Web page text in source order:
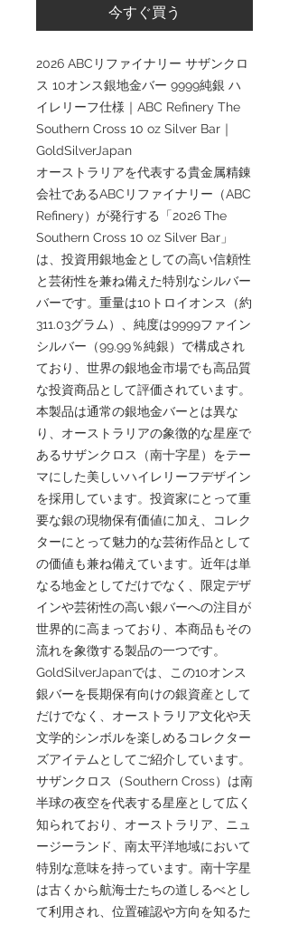
今すぐ買う
2026 ABCリファイナリー サザンクロ
ス 10オンス銀地金バー 9999純銀 ハ
イレリーフ仕様｜ABC Refinery The
Southern Cross 10 oz Silver Bar｜
GoldSilverJapan
オーストラリアを代表する貴金属精錬
会社であるABCリファイナリー（ABC
Refinery）が発行する「2026 The
Southern Cross 10 oz Silver Bar」
は、投資用銀地金としての高い信頼性
と芸術性を兼ね備えた特別なシルバー
バーです。重量は10トロイオンス（約
311.03グラム）、純度は9999ファイン
シルバー（99.99％純銀）で構成され
ており、世界の銀地金市場でも高品質
な投資商品として評価されています。
本製品は通常の銀地金バーとは異な
り、オーストラリアの象徴的な星座で
あるサザンクロス（南十字星）をテー
マにした美しいハイレリーフデザイン
を採用しています。投資家にとって重
要な銀の現物保有価値に加え、コレク
ターにとって魅力的な芸術作品として
の価値も兼ね備えています。近年は単
なる地金としてだけでなく、限定デザ
インや芸術性の高い銀バーへの注目が
世界的に高まっており、本商品もその
流れを象徴する製品の一つです。
GoldSilverJapanでは、この10オンス
銀バーを長期保有向けの銀資産として
だけでなく、オーストラリア文化や天
文学的シンボルを楽しめるコレクター
ズアイテムとしてご紹介しています。
サザンクロス（Southern Cross）は南
半球の夜空を代表する星座として広く
知られており、オーストラリア、ニュ
ージーランド、南太平洋地域において
特別な意味を持っています。南十字星
は古くから航海士たちの道しるべとし
て利用され、位置確認や方向を知るた